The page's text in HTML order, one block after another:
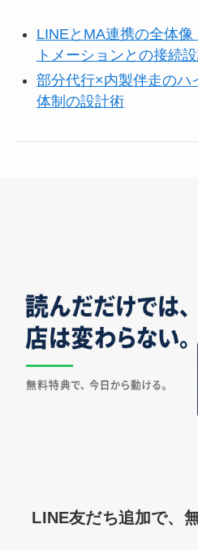
LINEとMA連携の全体
トメーションとの接続
部分代行×内製伴走のハ
体制の設計術
LINE友だち追加で、